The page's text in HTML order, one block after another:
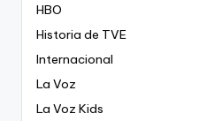
HBO
Historia de TVE
Internacional
La Voz
La Voz Kids